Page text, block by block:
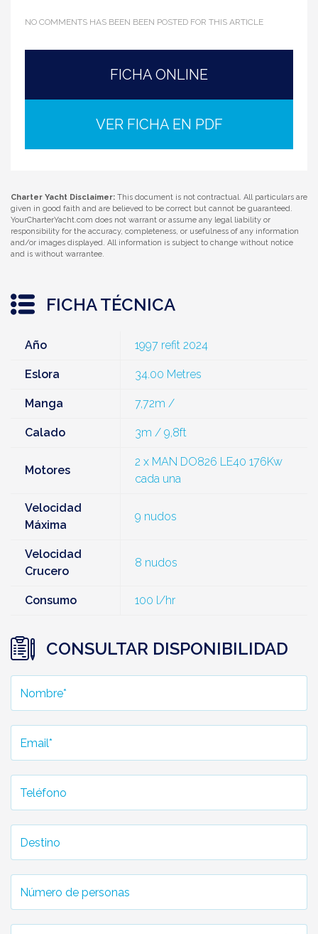
NO COMMENTS HAS BEEN BEEN POSTED FOR THIS ARTICLE
FICHA ONLINE
VER FICHA EN PDF
Charter Yacht Disclaimer: This document is not contractual. All particulars are
given in good faith and are believed to be correct but cannot be guaranteed.
YourCharterYacht.com does not warrant or assume any legal liability or
responsibility for the accuracy, completeness, or usefulness of any information
and/or images displayed. All information is subject to change without notice
and is without warrantee.
FICHA TÉCNICA
Año 1997 refit 2024
Eslora 34.00 Metres
Manga 7,72m /
Calado 3m / 9,8ft
Motores
2 x MAN DO826 LE40 176Kw
cada una
Velocidad
Máxima
9 nudos
Velocidad
Crucero
8 nudos
Consumo 100 l/hr
CONSULTAR DISPONIBILIDAD